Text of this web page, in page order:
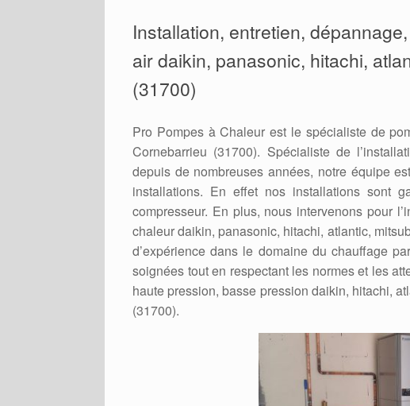
Installation, entretien,
air daikin, panasonic, hitachi,
(31700)
Pro Pompes à Chaleur est le spécialiste de
Cornebarrieu (31700). Spécialiste de
depuis de nombreuses années, notre équipe
installations. En effet nos installations
compresseur. En plus, nous intervenons pour
chaleur daikin, panasonic, hitachi, atlantic,
d’expérience dans le domaine du chauffage
soignées tout en respectant les normes et les
haute pression, basse pression daikin, hitachi,
(31700).